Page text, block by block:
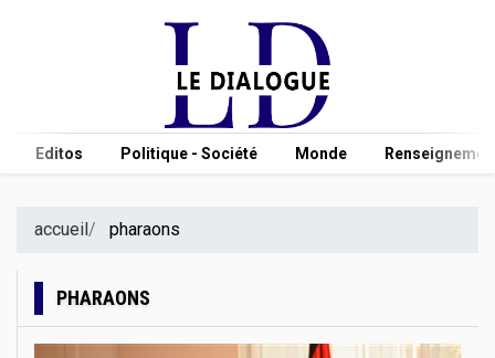
Editos Politique - Société Monde
accueil pharaons
PHARAONS